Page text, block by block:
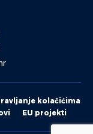
kolačićima
EU projekti